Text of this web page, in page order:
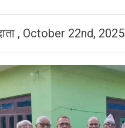
, October 22nd, 2025